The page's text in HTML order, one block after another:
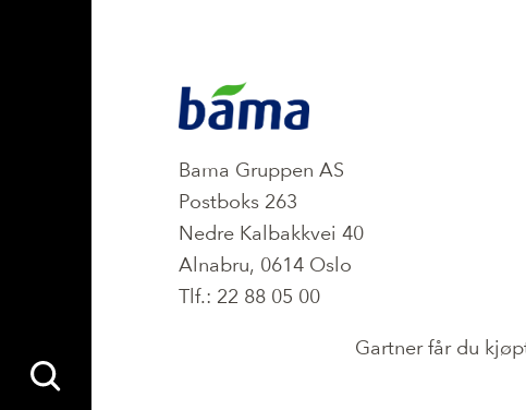
KONTAKT
Bama Gruppen AS
Postboks 263
Nedre Kalbakkvei 40
Alnabru, 0614 Oslo
Tlf.: 22 88 05 00
Gartner får du